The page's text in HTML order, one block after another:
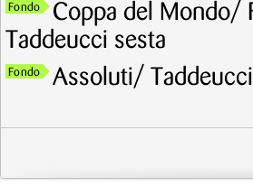
Fondo
Coppa del Mondo/
Taddeucci sesta
Fondo Assoluti/